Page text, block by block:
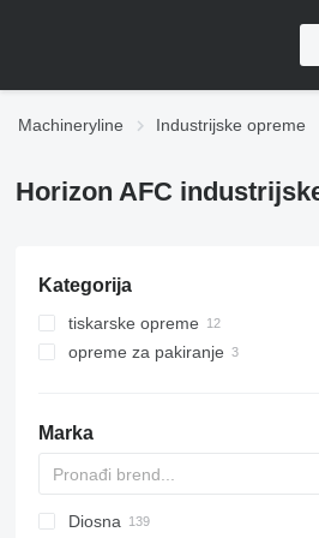
Machineryline Industrijske opreme
Horizon AFC
Kategorija
tiskarske opreme
strojevi za posttiskanje
opreme za pakiranje
Marka
APD
AB
Ensis
VZ
AG3
GA
GFS
VT
Rover
PA
BySprint Fiber
CK
C-series
DZ
C-series
KTA
CMX
DMC
FP
SC
DCA
Diosna